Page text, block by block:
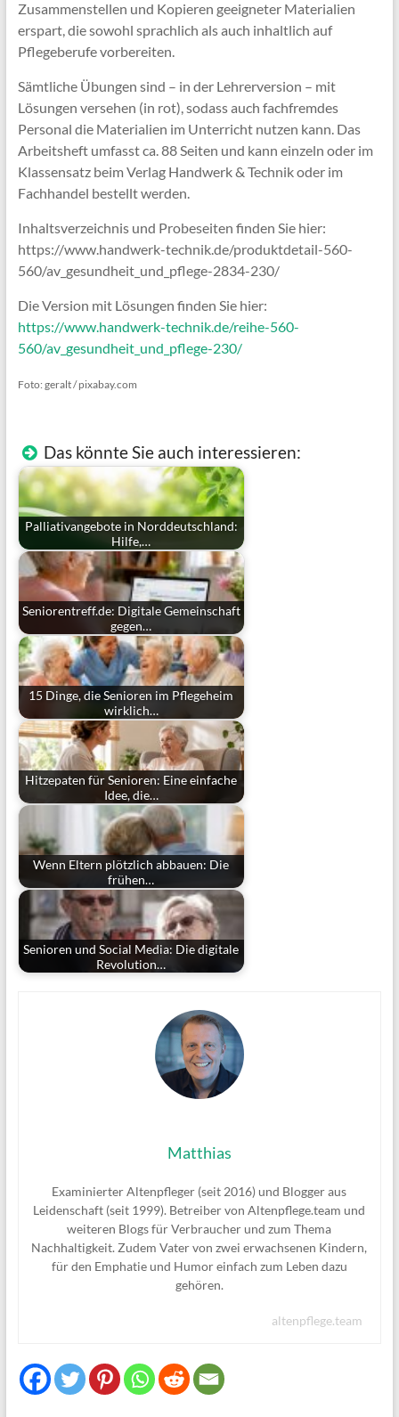
Zusammenstellen und Kopieren geeigneter Materialien
erspart, die sowohl sprachlich als auch inhaltlich auf
Pflegeberufe vorbereiten.
Sämtliche Übungen sind – in der Lehrerversion – mit
Lösungen versehen (in rot), sodass auch fachfremdes
Personal die Materialien im Unterricht nutzen kann. Das
Arbeitsheft umfasst ca. 88 Seiten und kann einzeln oder im
Klassensatz beim Verlag Handwerk & Technik oder im
Fachhandel bestellt werden.
Inhaltsverzeichnis und Probeseiten finden Sie hier:
https://www.handwerk-technik.de/produktdetail-560-
560/av_gesundheit_und_pflege-2834-230/
Die Version mit Lösungen finden Sie hier:
https://www.handwerk-technik.de/reihe-560-
560/av_gesundheit_und_pflege-230/
Foto: geralt / pixabay.com
Das könnte Sie auch interessieren:
Palliativangebote in Norddeutschland:
Hilfe,…
Seniorentreff.de: Digitale Gemeinschaft
gegen…
15 Dinge, die Senioren im Pflegeheim
wirklich…
Hitzepaten für Senioren: Eine einfache
Idee, die…
Wenn Eltern plötzlich abbauen: Die
frühen…
Senioren und Social Media: Die digitale
Revolution…
Matthias
Examinierter Altenpfleger (seit 2016) und Blogger aus
Leidenschaft (seit 1999). Betreiber von Altenpflege.team und
weiteren Blogs für Verbraucher und zum Thema
Nachhaltigkeit. Zudem Vater von zwei erwachsenen Kindern,
für den Emphatie und Humor einfach zum Leben dazu
gehören.
altenpflege.team